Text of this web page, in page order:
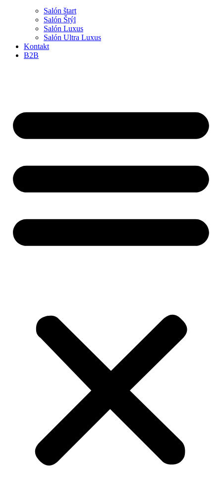
Salón štart
Salón Štýl
Salón Luxus
Salón Ultra Luxus
Kontakt
B2B